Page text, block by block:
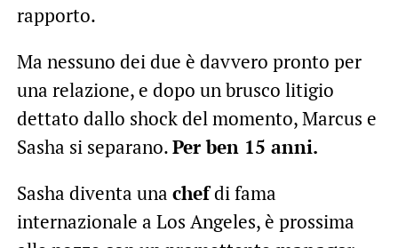
rapporto.
Ma nessuno dei due è davvero pronto per
una relazione, e dopo un brusco litigio
dettato dallo shock del momento, Marcus e
Sasha si separano.Per ben 15 anni.
Sasha diventa una chefdi fama
internazionale a Los Angeles, è prossima